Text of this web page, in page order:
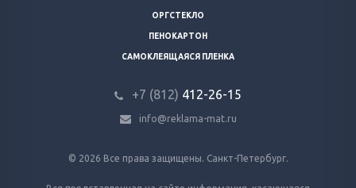
ОРГСТЕКЛО
ПЕНОКАРТОН
САМОКЛЕЯЩАЯСЯ ПЛЕНКА
+7 (812) 412-26-15
info@reklama-mat.ru
© 2026 Все права защищены. Санкт-Петербург.